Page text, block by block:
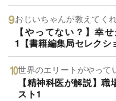
おじいちゃんが教えてく
【やってない？】幸
1【書籍編集局セレクシ
世界のエリートがやっ
【精神科医が解説】
スト1